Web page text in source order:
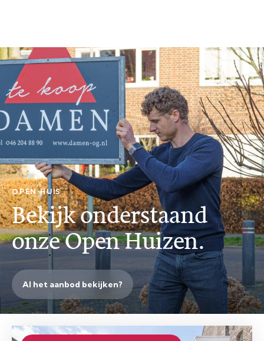
OPEN HUIS
Bekijk onderstaand
onze Open Huizen.
Al het aanbod bekijken?